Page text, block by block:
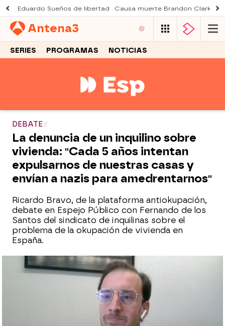
Eduardo Sueños de libertad Causa muerte Brandon Clarke
Antena3
SERIES PROGRAMAS NOTICIAS
DEBATE
La denuncia de un inquilino sobre
vivienda: "Cada 5 años intentan
expulsarnos de nuestras casas y
envían a nazis para amedrentarnos"
Ricardo Bravo, de la plataforma antiokupación,
debate en Espejo Público con Fernando de los
Santos del sindicato de inquilinas sobre el
problema de la okupación de vivienda en
España.
Okupa un piso en Málaga y encuentra el
cadáver momificado de una mujer que
podría llevar 14 años muerta
El 35% de las viviendas de este pueblo
están okupadas, los problemas aumentan:
"Peleas, mucha droga, de todo"